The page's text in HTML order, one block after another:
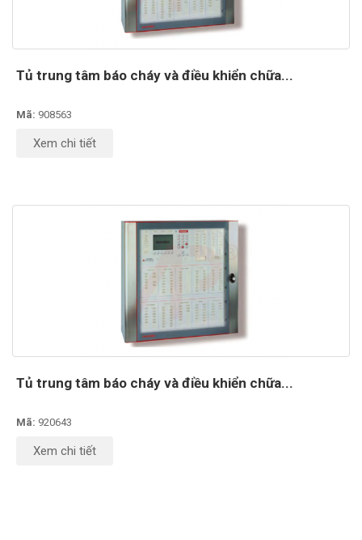
Tủ trung tâm báo cháy và điều khiển chữa...
Mã: 908563
Xem chi tiết
Tủ trung tâm báo cháy và điều khiển chữa...
Mã: 920643
Xem chi tiết